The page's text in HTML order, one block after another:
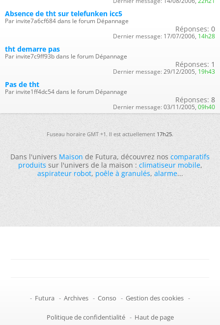
Absence de tht sur telefunken icc5
Par invite7a6cf684 dans le forum Dépannage
Réponses: 0
Dernier message: 17/07/2006, 14h28
tht demarre pas
Par invite7c9ff93b dans le forum Dépannage
Réponses: 1
Dernier message: 29/12/2005, 19h43
Pas de tht
Par invite1ff4dc54 dans le forum Dépannage
Réponses: 8
Dernier message: 03/11/2005, 09h40
Fuseau horaire GMT +1. Il est actuellement17h25.
Dans l'universMaisonde Futura, découvrez noscomparatifs
produitssur l'univers de la maison :climatiseur mobile,
aspirateur robot,poêle à granulés,alarme...
- Futura - Archives - Conso - Gestion des cookies -
Politique de confidentialité - Haut de page